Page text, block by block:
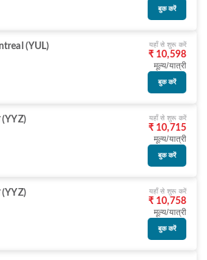
बुक करें
(YUL)
यहाँ से शुरू करें
₹ 10,598
मूल्य/यात्री
बुक करें
(YYZ)
यहाँ से शुरू करें
₹ 10,715
मूल्य/यात्री
बुक करें
(YYZ)
यहाँ से शुरू करें
₹ 10,758
मूल्य/यात्री
बुक करें